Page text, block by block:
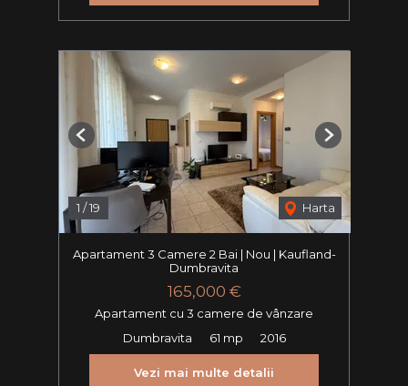
1 /19 Harta
Previous Next
Apartament 3 Camere 2 Bai | Nou | Kaufland-
Dumbravita
165,000 €
Apartament cu 3 camere de vânzare
Dumbravita
61 mp 2016
Vezi mai multe detalii